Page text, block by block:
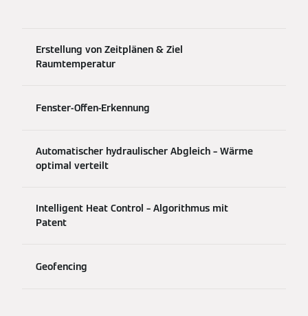
Erstellung von Zeitplänen & Ziel
Raumtemperatur
Fenster-Offen-Erkennung
Automatischer hydraulischer Abgleich – Wärme
optimal verteilt
Intelligent Heat Control – Algorithmus mit
Patent
Geofencing